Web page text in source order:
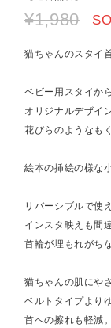
¥1,980
猫ちゃんのスタイ
ベビー用スタイか
オリジナルデザイ
花びらのようなも
絵本の挿絵の様な
リバーシブルで使
インスタ映えも間
首輪が埋もれがち
猫ちゃんの肌にや
ベルトタイプより
首への擦れも軽減